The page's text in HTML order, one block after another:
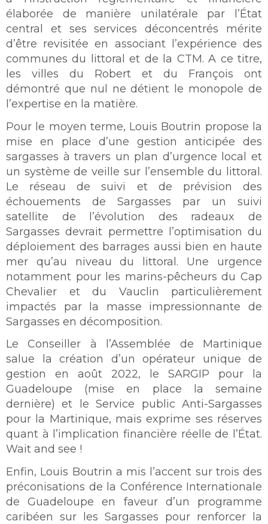
élaborée de manière unilatérale par l’État
central et ses services déconcentrés mérite
d’être revisitée en associant l’expérience des
communes du littoral et de la CTM. A ce titre,
les villes du Robert et du François ont
démontré que nul ne détient le monopole de
l’expertise en la matière.
Pour le moyen terme, Louis Boutrin propose la
mise en place d’une gestion anticipée des
sargasses à travers un plan d’urgence local et
un système de veille sur l’ensemble du littoral.
Le réseau de suivi et de prévision des
échouements de Sargasses par un suivi
satellite de l’évolution des radeaux de
Sargasses devrait permettre l’optimisation du
déploiement des barrages aussi bien en haute
mer qu’au niveau du littoral. Une urgence
notamment pour les marins-pêcheurs du Cap
Chevalier et du Vauclin particulièrement
impactés par la masse impressionnante de
Sargasses en décomposition.
Le Conseiller à l’Assemblée de Martinique
salue la création d’un opérateur unique de
gestion en août 2022, le SARGIP pour la
Guadeloupe (mise en place la semaine
dernière) et le Service public Anti-Sargasses
pour la Martinique, mais exprime ses réserves
quant à l’implication financière réelle de l’État.
Wait and see !
Enfin, Louis Boutrin a mis l’accent sur trois des
préconisations de la Conférence Internationale
de Guadeloupe en faveur d’un programme
caribéen sur les Sargasses pour renforcer la